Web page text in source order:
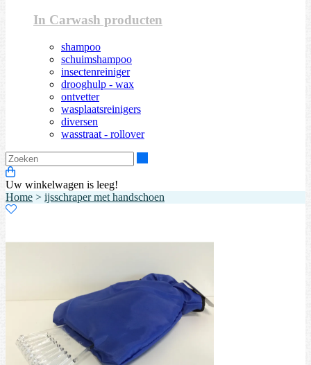
In Carwash producten
shampoo
schuimshampoo
insectenreiniger
drooghulp - wax
ontvetter
wasplaatsreinigers
diversen
wasstraat - rollover
Uw winkelwagen is leeg!
Home > ijsschraper met handschoen